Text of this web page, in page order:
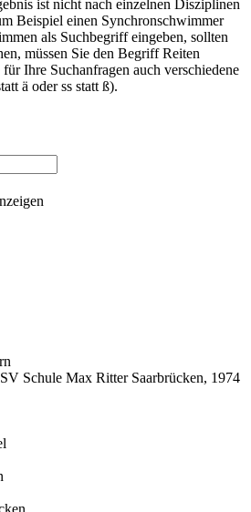
ist nicht nach einzelnen Disziplinen
Beispiel einen Synchronschwimmer
als Suchbegriff eingeben, sollten
müssen Sie den Begriff Reiten
Ihre Suchanfragen auch verschiedene
ä oder ss statt ß).
Schule Max Ritter Saarbrücken, 1974